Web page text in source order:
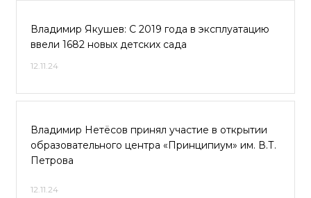
Владимир Якушев: С 2019 года в эксплуатацию
ввели 1682 новых детских сада
12.11.24
Владимир Нетёсов принял участие в открытии
образовательного центра «Принципиум» им. В.Т.
Петрова
12.11.24